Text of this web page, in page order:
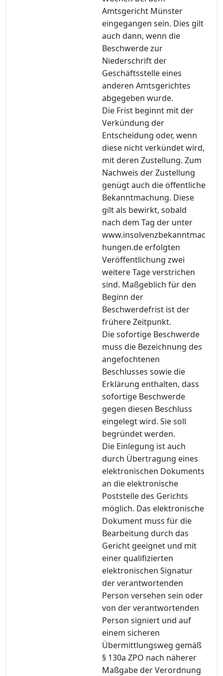
Amtsgericht Münster
eingegangen sein. Dies gilt
auch dann, wenn die
Beschwerde zur
Niederschrift der
Geschäftsstelle eines
anderen Amtsgerichtes
abgegeben wurde.
Die Frist beginnt mit der
Verkündung der
Entscheidung oder, wenn
diese nicht verkündet wird,
mit deren Zustellung. Zum
Nachweis der Zustellung
genügt auch die öffentliche
Bekanntmachung. Diese
gilt als bewirkt, sobald
nach dem Tag der unter
www.insolvenzbekanntmac
hungen.de erfolgten
Veröffentlichung zwei
weitere Tage verstrichen
sind. Maßgeblich für den
Beginn der
Beschwerdefrist ist der
frühere Zeitpunkt.
Die sofortige Beschwerde
muss die Bezeichnung des
angefochtenen
Beschlusses sowie die
Erklärung enthalten, dass
sofortige Beschwerde
gegen diesen Beschluss
eingelegt wird. Sie soll
begründet werden.
Die Einlegung ist auch
durch Übertragung eines
elektronischen Dokuments
an die elektronische
Poststelle des Gerichts
möglich. Das elektronische
Dokument muss für die
Bearbeitung durch das
Gericht geeignet und mit
einer qualifizierten
elektronischen Signatur
der verantwortenden
Person versehen sein oder
von der verantwortenden
Person signiert und auf
einem sicheren
Übermittlungsweg gemäß
§ 130a ZPO nach näherer
Maßgabe der Verordnung